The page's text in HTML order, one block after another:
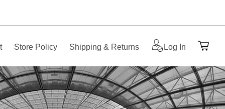
Store Policy Shipping & Returns Log In